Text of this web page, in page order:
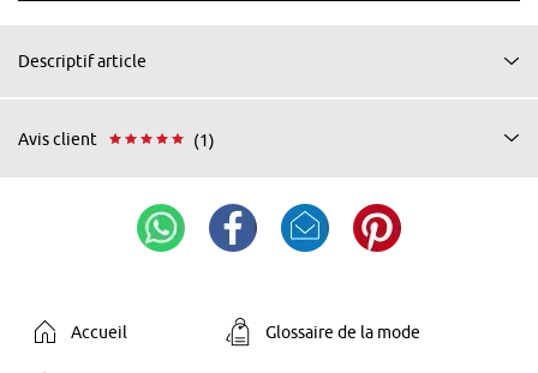
Descriptif article
Avis client (1)
Accueil Glossaire de la mode